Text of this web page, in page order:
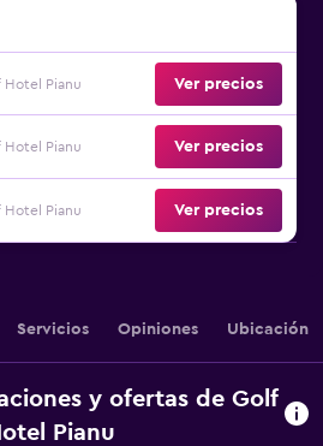
Hotel Pianu Ver precios
Hotel Pianu Ver precios
Hotel Pianu Ver precios
Servicios Opiniones Ubicación
y ofertas de Golf
Pianu